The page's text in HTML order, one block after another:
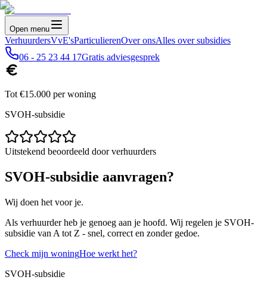
Open menu
VerhuurdersVvE'sParticulierenOver onsAlles over subsidies
06 - 25 23 44 17Gratis adviesgesprek
Tot €15.000 per woning
SVOH-subsidie
Uitstekend beoordeeld door verhuurders
SVOH-subsidie aanvragen?
Wij doen het voor je.
Als verhuurder heb je genoeg aan je hoofd. Wij regelen je SVOH-
subsidie van A tot Z - snel, correct en zonder gedoe.
Check mijn woningHoe werkt het?
SVOH-subsidie